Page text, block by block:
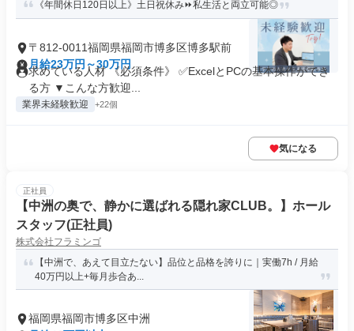
《年間休日120日以上》土日祝休み⏩私生活と両立可能◎
〒812-0011福岡県福岡市博多区博多駅前
月給23万円～30万円
求めている人材 《必須条件》 ✅ExcelとPCの基本操作ができ
る方 ▼こんな方歓迎...
業界未経験歓迎 +22個
気になる
正社員
【中洲の奥で、静かに選ばれる隠れ家CLUB。】ホール
スタッフ(正社員)
株式会社フラミンゴ
【中洲で、あえて目立たない】品位と品格を誇りに｜実働7h / 月給
40万円以上+毎月歩合あ...
福岡県福岡市博多区中洲